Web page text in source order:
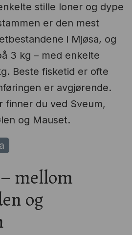
stille loner og dype
er den mest
i Mjøsa, og
3 kg – med enkelte
Beste fisketid er ofte
er avgjørende.
finner du ved Sveum,
og Mauset.
mellom
og